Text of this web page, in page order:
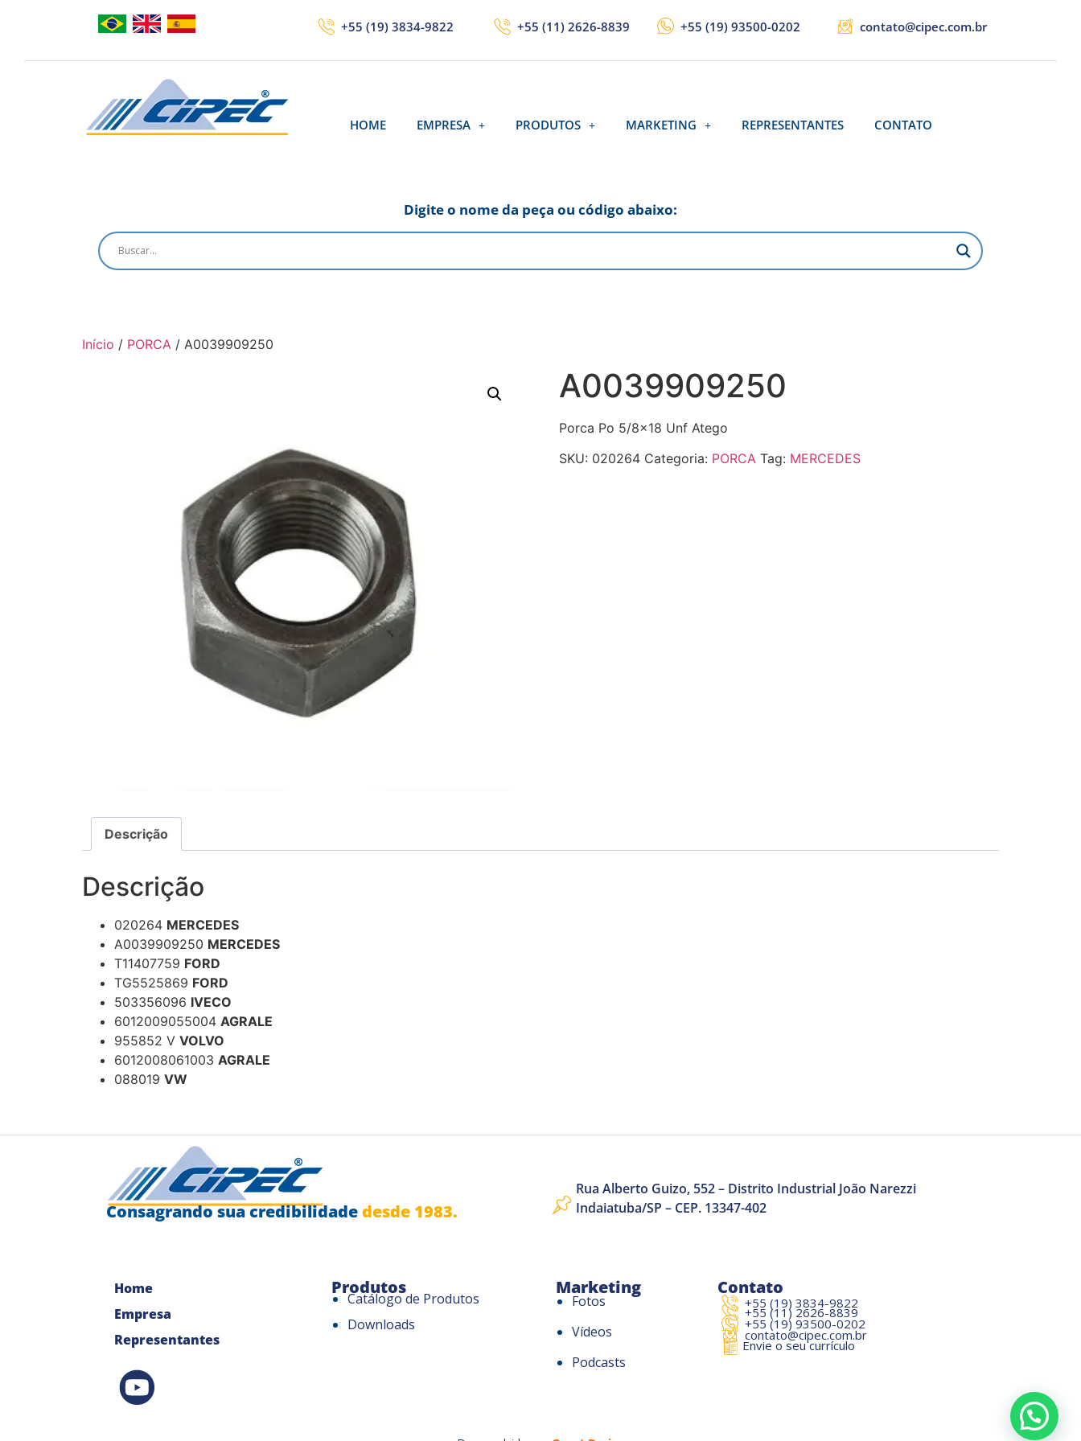
+55 (19) 3834-9822 +55 (11) 2626-8839 +55 (19) 93500-0202 contato@cipec.com.br
HOME EMPRESA PRODUTOS MARKETING REPRESENTANTES CONTATO
Digite o nome da peça ou código abaixo:
Início / PORCA / A0039909250
A0039909250
Porca Po 5/8×18 Unf Atego
SKU: 020264 Categoria: PORCA Tag: MERCEDES
Descrição
Descrição
020264 MERCEDES
A0039909250 MERCEDES
T11407759 FORD
TG5525869 FORD
503356096 IVECO
6012009055004 AGRALE
955852 V VOLVO
6012008061003 AGRALE
088019 VW
Consagrando sua credibilidadedesde 1983.
Rua Alberto Guizo, 552 – Distrito Industrial João Narezzi
Indaiatuba/SP – CEP. 13347-402
Home
Empresa
Representantes
Produtos
Catálogo de Produtos
Downloads
Marketing
Fotos
Vídeos
Podcasts
Contato
+55 (19) 3834-9822
+55 (11) 2626-8839
+55 (19) 93500-0202
contato@cipec.com.br
Envie o seu currículo